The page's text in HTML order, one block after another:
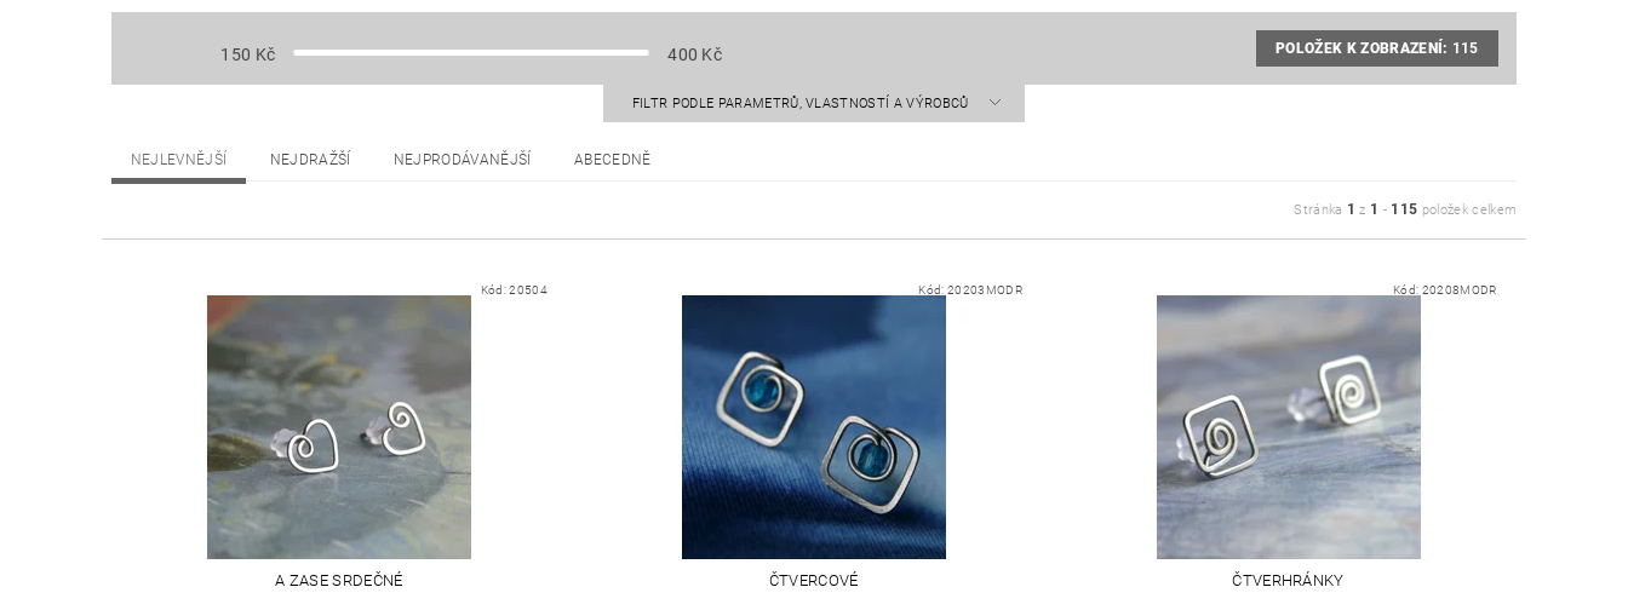
150 Kč 400 Kč POLOŽEK K ZOBRAZENÍ: 115
FILTR PODLE PARAMETRŮ, VLASTNOSTÍ A VÝROBCŮ
NEJLEVNĚJŠÍ NEJDRAŽŠÍ NEJPRODÁVANĚJŠÍ ABECEDNĚ
Stránka 1 z 1 - 115 položek celkem
Kód:20504
A ZASE SRDEČNÉ
Kód: 20203MODR
ČTVERCOVÉ
Kód: 20208MODR
ČTVERHRÁNKY